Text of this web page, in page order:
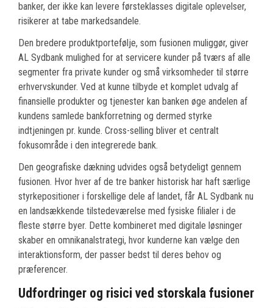
banker, der ikke kan levere førsteklasses digitale oplevelser,
risikerer at tabe markedsandele.
Den bredere produktportefølje, som fusionen muliggør, giver
AL Sydbank mulighed for at servicere kunder på tværs af alle
segmenter fra private kunder og små virksomheder til større
erhvervskunder. Ved at kunne tilbyde et komplet udvalg af
finansielle produkter og tjenester kan banken øge andelen af
kundens samlede bankforretning og dermed styrke
indtjeningen pr. kunde. Cross-selling bliver et centralt
fokusområde i den integrerede bank.
Den geografiske dækning udvides også betydeligt gennem
fusionen. Hvor hver af de tre banker historisk har haft særlige
styrkepositioner i forskellige dele af landet, får AL Sydbank nu
en landsækkende tilstedeværelse med fysiske filialer i de
fleste større byer. Dette kombineret med digitale løsninger
skaber en omnikanalstrategi, hvor kunderne kan vælge den
interaktionsform, der passer bedst til deres behov og
præferencer.
Udfordringer og risici ved storskala fusioner